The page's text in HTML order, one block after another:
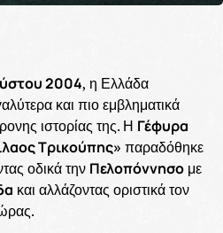
2004, η Ελλάδα
και πιο εμβληματικά
ιστορίας της. Η Γέφυρα
Τρικούπης» παραδόθηκε
οδικά την Πελοπόννησομε
και αλλάζοντας οριστικά τον